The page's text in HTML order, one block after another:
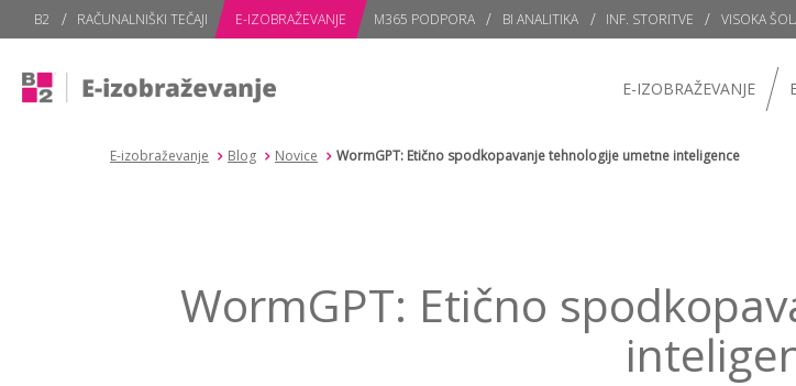
B2 RAČUNALNIŠKI TEČAJI E-IZOBRAŽEVANJE M365 PODPORA BI ANALITIKA INF. STORITVE VISOKA
E-IZOBRAŽEVANJE
E-izobraževanje Blog Novice WormGPT: Etično spodkopavanje tehnologije umetne inteligence
WormGPT: Etično